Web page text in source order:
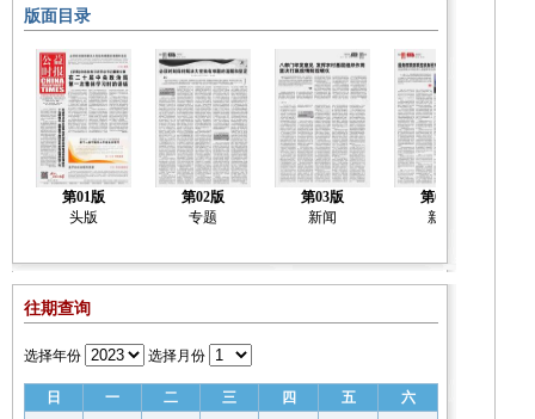
版面目录
第01版
头版
第02版
专题
第03版
新闻
第04版
新闻
往期查询
选择年份 选择月份
日 一 二 三 四 五 六